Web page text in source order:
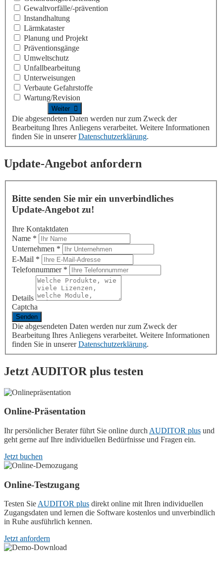
Gewaltvorfälle/-prävention
Instandhaltung
Lärmkataster
Planung und Projekt
Präventionsgänge
Umweltschutz
Unfallbearbeitung
Unterweisungen
Verbaute Gefahrstoffe
Wartung/Revision
Die abgesendeten Daten werden nur zum Zweck der
Bearbeitung Ihres Anliegens verarbeitet. Weitere Informationen
finden Sie in unsererDatenschutzerklärung.
Update-Angebot anfordern
Bitte senden Sie mir ein unverbindliches
Update-Angebot zu!
Ihre Kontaktdaten
Name *
Unternehmen *
E-Mail *
Telefonnummer *
Details
Captcha
Die abgesendeten Daten werden nur zum Zweck der
Bearbeitung Ihres Anliegens verarbeitet. Weitere Informationen
finden Sie in unsererDatenschutzerklärung.
Jetzt AUDITOR plus testen
Online-Präsentation
Ihr persönlicher Berater führt Sie online durch AUDITOR plus und
geht gerne auf Ihre individuellen Bedürfnisse und Fragen ein.
Jetzt buchen
Online-Testzugang
Testen Sie AUDITOR plus direkt online mit Ihren individuellen
Zugangsdaten und lernen die Software kostenlos und unverbindlich
in Ruhe ausführlich kennen.
Jetzt anfordern